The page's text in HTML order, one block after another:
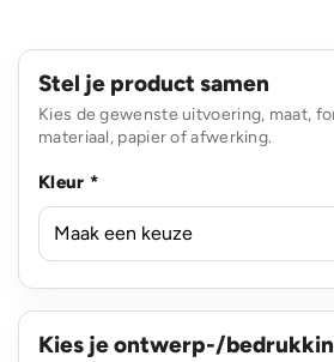
Stel je product samen
Kies de gewenste uitvoering, maat,
materiaal, papier of afwerking.
Kleur *
Kies je ontwerp-/